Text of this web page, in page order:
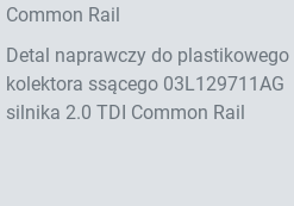
Common Rail
Detal naprawczy do plastikowego
kolektora ssącego 03L129711AG
silnika 2.0 TDI Common Rail